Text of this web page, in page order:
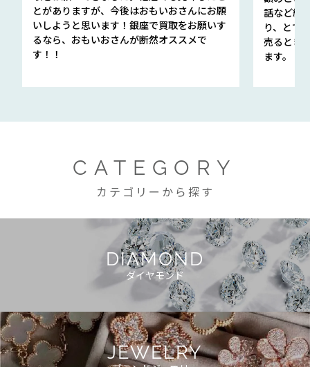
とがありますが、今後はおもいおさんにお願
いしようと思います！銀座で買取をお願いす
るなら、おもいおさんが断然オススメで
す！！
話など細
り、とて
売るとき
ます。
CATEGORY
カテゴリーから探す
DIAMOND
ダイヤモンド
JEWELRY